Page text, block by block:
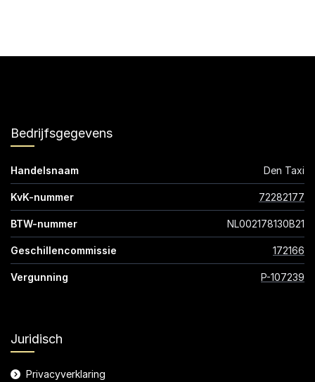
Bedrijfsgegevens
Handelsnaam Den Taxi
KvK-nummer 72282177
BTW-nummer NL002178130B21
Geschillencommissie 172166
Vergunning P-107239
Juridisch
Privacyverklaring